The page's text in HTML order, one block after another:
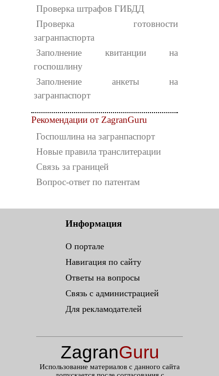
Проверка штрафов ГИБДД
Проверка готовности
загранпаспорта
Заполнение квитанции на
госпошлину
Заполнение анкеты на
загранпаспорт
Рекомендации от ZagranGuru
Госпошлина на загранпаспорт
Новые правила транслитерации
Связь за границей
Вопрос-ответ по патентам
Информация
О портале
Навигация по сайту
Ответы на вопросы
Связь с администрацией
Для рекламодателей
ZagranGuru
Использование материалов с данного сайта